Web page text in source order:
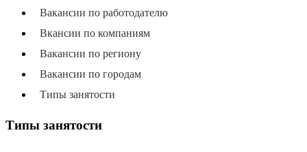
Вакансии по работодателю
Вкансии по компаниям
Вакансии по региону
Вакансии по городам
Типы занятости
Типы занятости